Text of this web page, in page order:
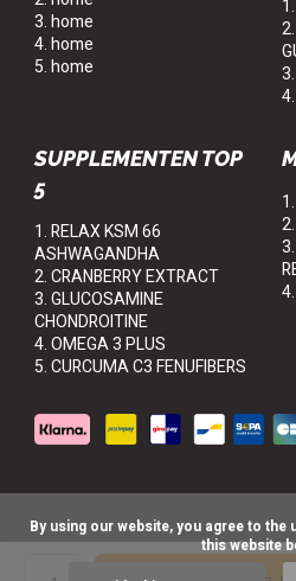
3. home
4. home
5. home
SUPPLEMENTEN TOP
5
1. RELAX KSM 66
ASHWAGANDHA
2. CRANBERRY EXTRACT
3. GLUCOSAMINE
CHONDROITINE
4. OMEGA 3 PLUS
5. CURCUMA C3 FENUFIBERS
© Mr-Joy
this website